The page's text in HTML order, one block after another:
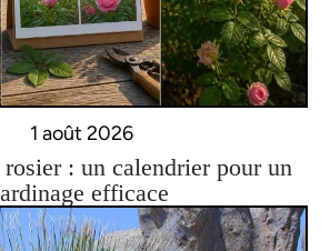
1 août 2026
: un calendrier pour un
efficace